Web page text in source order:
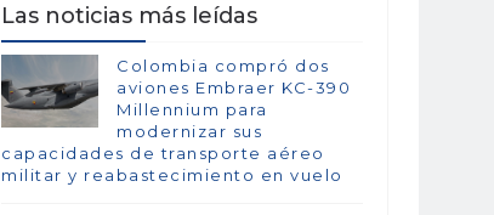
Las noticias más leídas
Colombia compró dos
aviones Embraer KC-390
Millennium para
modernizar sus
capacidades de transporte aéreo
militar y reabastecimiento en vuelo